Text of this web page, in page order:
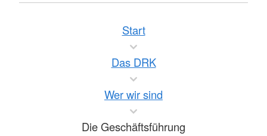
Start
Das DRK
Wer wir sind
Die Geschäftsführung